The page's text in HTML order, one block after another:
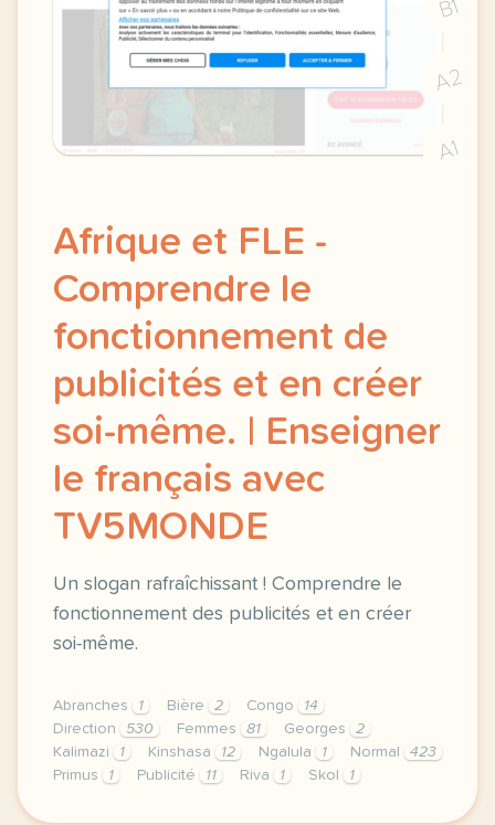
B1
A2
A1
Afrique et FLE -
Comprendre le
fonctionnement de
publicités et en créer
soi-même. | Enseigner
le français avec
TV5MONDE
Un slogan rafraîchissant ! Comprendre le
fonctionnement des publicités et en créer
soi-même.
Abranches 1 Bière 2 Congo
14
Direction
530 Femmes 81 Georges
2
Kalimazi
1 Kinshasa 12 Ngalula 1 Normal
423
Primus
1 Publicité 11 Riva 1 Skol 1
didomi host didomi components button cursor